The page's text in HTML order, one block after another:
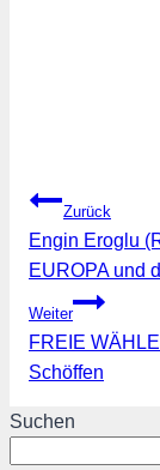
Zurück
Engin Eroglu
EUROPA und
Weiter
FREIE
Schöffen
Suchen